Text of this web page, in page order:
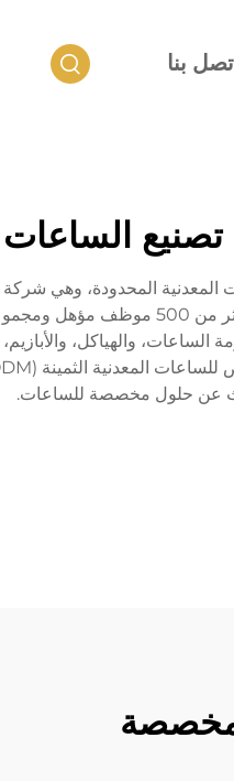
اتصل بنا
تصنيع
وتطورت من شركة شنتشن لانكون للمنتجات المعدنية
خليج قوانغدونغ-هونغ كونغ-ماكاو النابضة بالحياة. وبفضل مساحة مصنع
والهياكل، والأبازيم،
تبحث عن حلول مخصصة للساعات.